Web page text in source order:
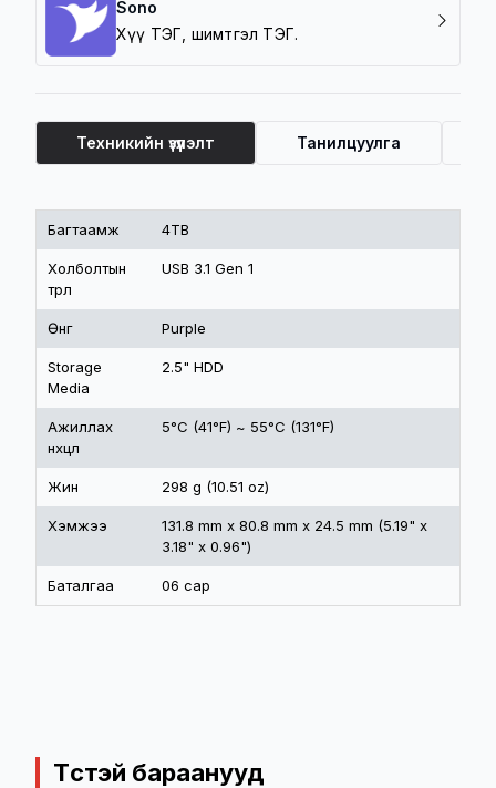
Sono
Хүү ТЭГ, шимтгэл ТЭГ.
Техникийн үзүүлэлт Танилцуулга
Техникийн үзүүлэлт
Багтаамж 4TB
Холболтын
төрөл
USB 3.1 Gen 1
Өнгө Purple
Storage
Media
2.5" HDD
Ажиллах
нөхцөл
5°C (41°F) ~ 55°C (131°F)
Жин 298 g (10.51 oz)
Хэмжээ
131.8 mm x 80.8 mm x 24.5 mm (5.19" x
3.18" x 0.96")
Баталгаа 06 сар
Төстэй бараанууд